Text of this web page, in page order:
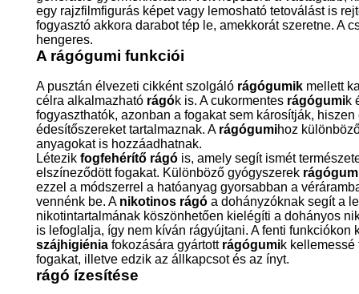
egy rajzfilmfigurás képet vagy lemosható tetoválást is
fogyasztó akkora darabot tép le, amekkorát szeretne. A
hengeres.
A rágógumi funkciói
A pusztán élvezeti cikként szolgáló rágógumik mellett
célra alkalmazható rágók is. A cukormentes rágógumik
fogyaszthatók, azonban a fogakat sem károsítják,
édesítőszereket tartalmaznak. A rágógumihoz
anyagokat is hozzáadhatnak.
Létezik fogfehérítő rágó is, amely segít ismét
elszíneződött fogakat. Különböző gyógyszerek
ezzel a módszerrel a hatóanyag gyorsabban a
vennénk be. A nikotinos rágó a dohányzóknak segít a
nikotintartalmának köszönhetően kielégíti a dohányos
is lefoglalja, így nem kíván rágyújtani. A fenti funkciókon
szájhigiénia fokozására gyártott rágógumik
fogakat, illetve edzik az állkapcsot és az ínyt.
rágó ízesítése